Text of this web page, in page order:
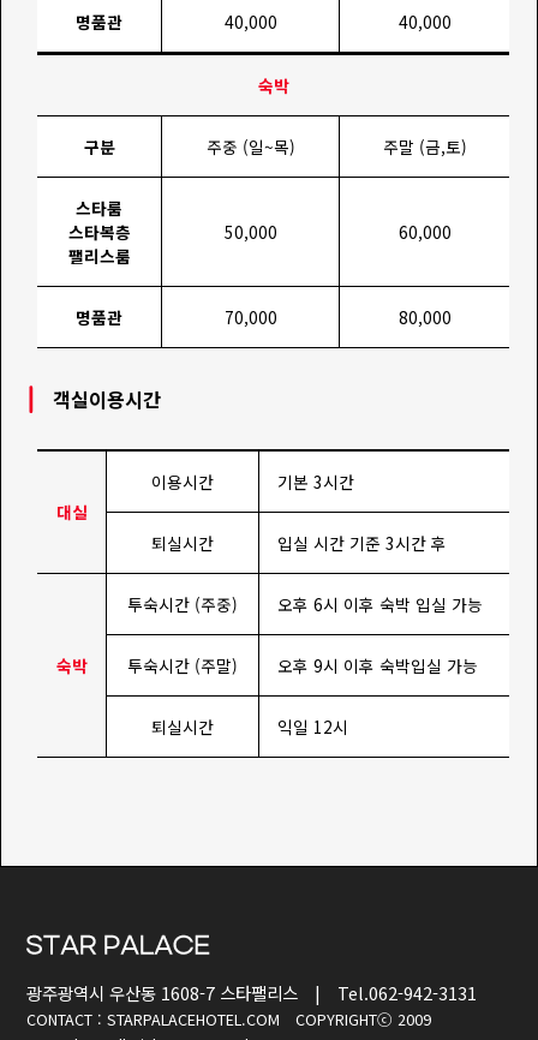
명품관 40,000 40,000
숙박
구분 주중 (일~목) 주말 (금,토)
스타룸
스타복층
팰리스룸
50,000 60,000
명품관 70,000 80,000
객실이용시간
대실
이용시간 기본 3시간
퇴실시간 입실 시간 기준 3시간 후
숙박
투숙시간 (주중) 오후 6시 이후 숙박 입실 가능
투숙시간 (주말) 오후 9시 이후 숙박입실 가능
퇴실시간 익일 12시
광주광역시 우산동 1608-7 스타팰리스 | Tel.062-942-3131
CONTACT : STARPALACEHOTEL.COM COPYRIGHTⓒ 2009